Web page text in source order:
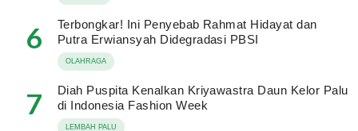
6
Terbongkar! Ini Penyebab Rahmat Hidayat dan
Putra Erwiansyah Didegradasi PBSI
OLAHRAGA
7
Diah Puspita Kenalkan Kriyawastra Daun Kelor Palu
di Indonesia Fashion Week
LEMBAH PALU